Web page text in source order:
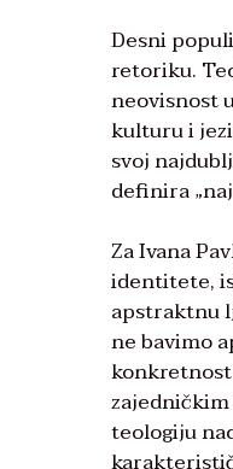
Desni
retoriku.
neovisnost
kulturu i
svoj
definira
Za Ivana
identitete,
apstraktnu
ne bavimo
teologiju